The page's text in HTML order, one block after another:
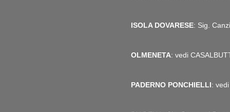
ISOLA DOVARESE: Sig.
OLMENETA: vedi
PADERNO PONCHIELLI: